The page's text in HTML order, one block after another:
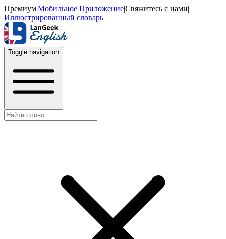
Премиум|Мобильное Приложение|Свяжитесь с нами|
Иллюстрированный словарь
Toggle navigation